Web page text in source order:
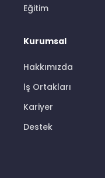
Eğitim
Kurumsal
Hakkımızda
İş Ortakları
Kariyer
Destek